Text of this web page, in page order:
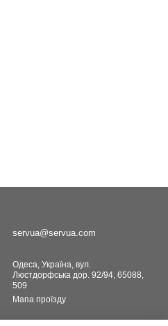
servua@servua.com
Одеса, Україна, вул.
Люстдорфська дор. 92/94, 65088,
509
Мапа проїзду